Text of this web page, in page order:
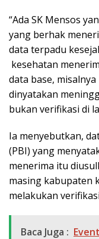
“Ada SK Mensos
yang berhak
data terpadu
kesehatan
data base,
dinyatakan
bukan verifikasi di
Ia menyebutkan,
(PBI) yang
menerima itu
masing kabupaten
melakukan
Baca Juga :